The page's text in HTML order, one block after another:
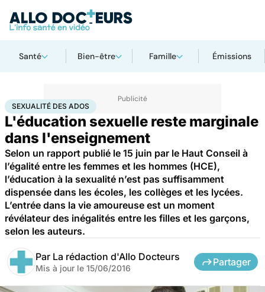
Santé Bien-être Famille Émissions
AccueilBien-êtreSexoSexualité des ados
SEXUALITÉ DES ADOS
L'éducation sexuelle reste marginale
dans l'enseignement
Selon un rapport publié le 15 juin par le Haut Conseil à
l’égalité entre les femmes et les hommes (HCE),
l’éducation à la sexualité n’est pas suffisamment
dispensée dans les écoles, les collèges et les lycées.
L’entrée dans la vie amoureuse est un moment
révélateur des inégalités entre les filles et les garçons,
selon les auteurs.
Par La rédaction d'Allo Docteurs
Mis à jour le 15/06/2016
Partager